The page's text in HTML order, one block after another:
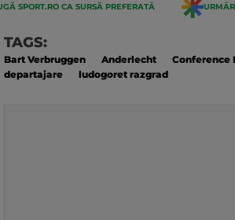
SPORT.RO CA SURSĂ PREFERATĂ
TAGS:
Bart Verbruggen Anderlecht Conference
departajare
ludogoret razgrad